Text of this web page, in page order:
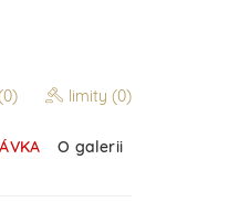
limity (0)
O galerii